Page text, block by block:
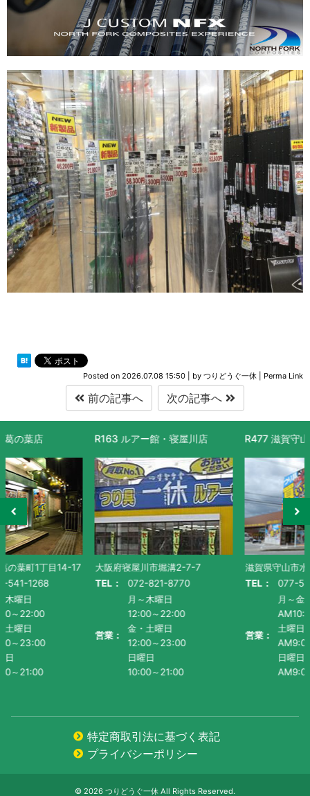
Posted on 2026.07.08 15:50 by つりどうぐ一休 Perma Link
前の記事へ 次の記事へ
R163 ルアー館・寝屋川店
大阪府寝屋川市堀溝2-7-7
TEL：
072-821-8770
営業：
12:00～22:00
12:00～23:00
R477 滋賀守山店
滋賀県守山市水保町1130番地-1
TEL：
077-585-5011
営業：
AM9:00~PM9:00
特定商取引法に基づく表記
プライバシーポリシー
© 2026 つりどうぐ一休 All Rights Reserved.